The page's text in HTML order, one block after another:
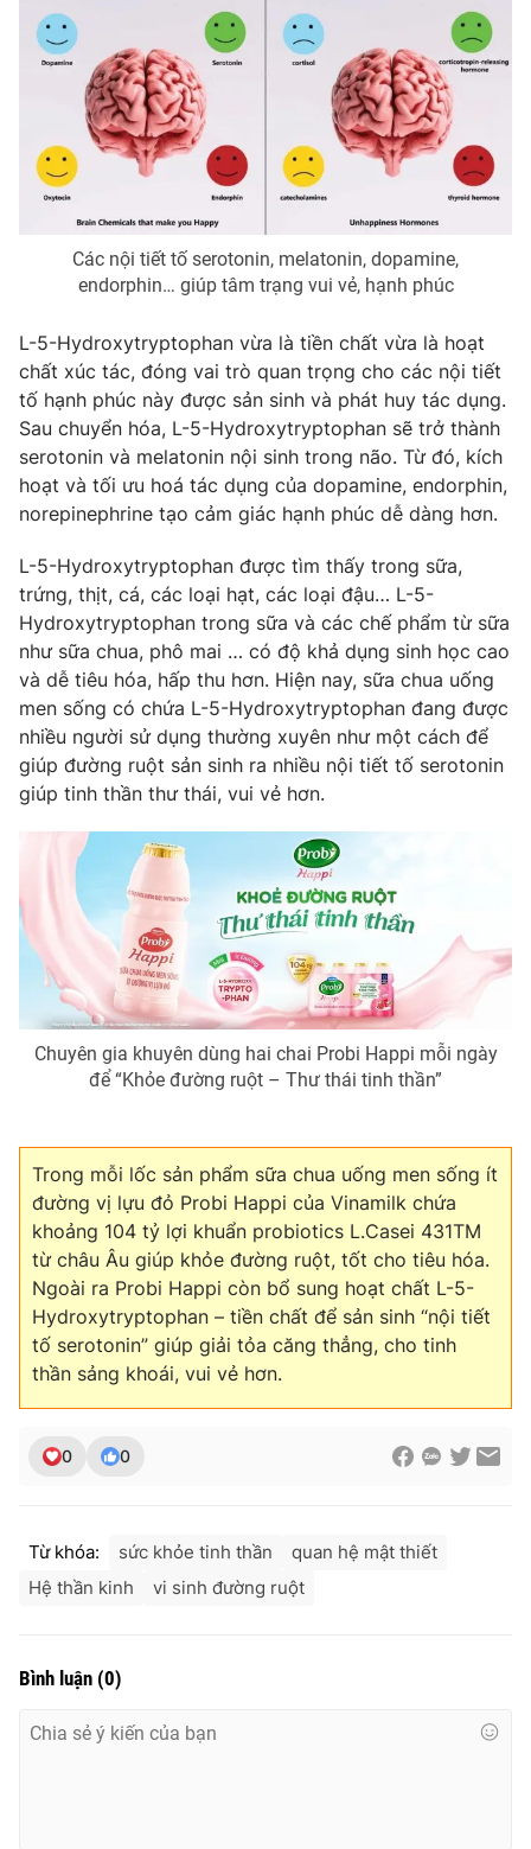
Các nội tiết tố serotonin, melatonin, dopamine,
endorphin… giúp tâm trạng vui vẻ, hạnh phúc
L-5-Hydroxytryptophan vừa là tiền chất vừa là hoạt
chất xúc tác, đóng vai trò quan trọng cho các nội tiết
tố hạnh phúc này được sản sinh và phát huy tác dụng.
Sau chuyển hóa, L-5-Hydroxytryptophan sẽ trở thành
serotonin và melatonin nội sinh trong não. Từ đó, kích
hoạt và tối ưu hoá tác dụng của dopamine, endorphin,
norepinephrine tạo cảm giác hạnh phúc dễ dàng hơn.
L-5-Hydroxytryptophan được tìm thấy trong sữa,
trứng, thịt, cá, các loại hạt, các loại đậu… L-5-
Hydroxytryptophan trong sữa và các chế phẩm từ sữa
như sữa chua, phô mai … có độ khả dụng sinh học cao
và dễ tiêu hóa, hấp thu hơn. Hiện nay, sữa chua uống
men sống có chứa L-5-Hydroxytryptophan đang được
nhiều người sử dụng thường xuyên như một cách để
giúp đường ruột sản sinh ra nhiều nội tiết tố serotonin
giúp tinh thần thư thái, vui vẻ hơn.
Chuyên gia khuyên dùng hai chai Probi Happi mỗi ngày
để “Khỏe đường ruột – Thư thái tinh thần”
Trong mỗi lốc sản phẩm sữa chua uống men sống ít
đường vị lựu đỏ Probi Happi của Vinamilk chứa
khoảng 104 tỷ lợi khuẩn probiotics L.Casei 431TM
từ châu Âu giúp khỏe đường ruột, tốt cho tiêu hóa.
Ngoài ra Probi Happi còn bổ sung hoạt chất L-5-
Hydroxytryptophan – tiền chất để sản sinh “nội tiết
tố serotonin” giúp giải tỏa căng thẳng, cho tinh
thần sảng khoái, vui vẻ hơn.
0 0
Từ khóa: sức khỏe tinh thần
quan hệ mật thiết
Hệ thần kinh
vi sinh đường ruột
Bình luận (0)